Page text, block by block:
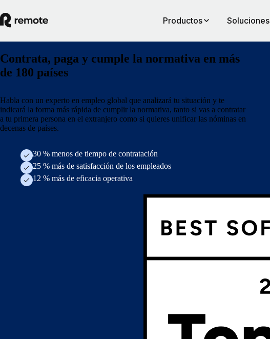
Productos Soluciones
Contrata, paga y cumple la normativa en más
de 180 países
Habla con un experto en empleo global que analizará tu situación y te
indicará la forma más rápida de cumplir la normativa, tanto si vas a contratar
a tu primera persona en el extranjero como si quieres unificar las nóminas en
decenas de países.
30 % menos de tiempo de contratación
25 % más de satisfacción de los empleados
12 % más de eficacia operativa